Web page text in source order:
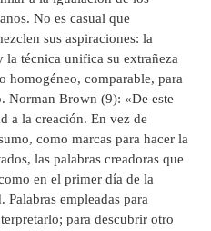
No es casual que
sus aspiraciones: la
la técnica unifica su extrañeza
homogéneo, comparable, para
Norman Brown (9): «De este
a la creación. En vez de
como marcas para hacer la
las palabras creadoras que
en el primer día de la
Palabras empleadas para
para descubrir otro